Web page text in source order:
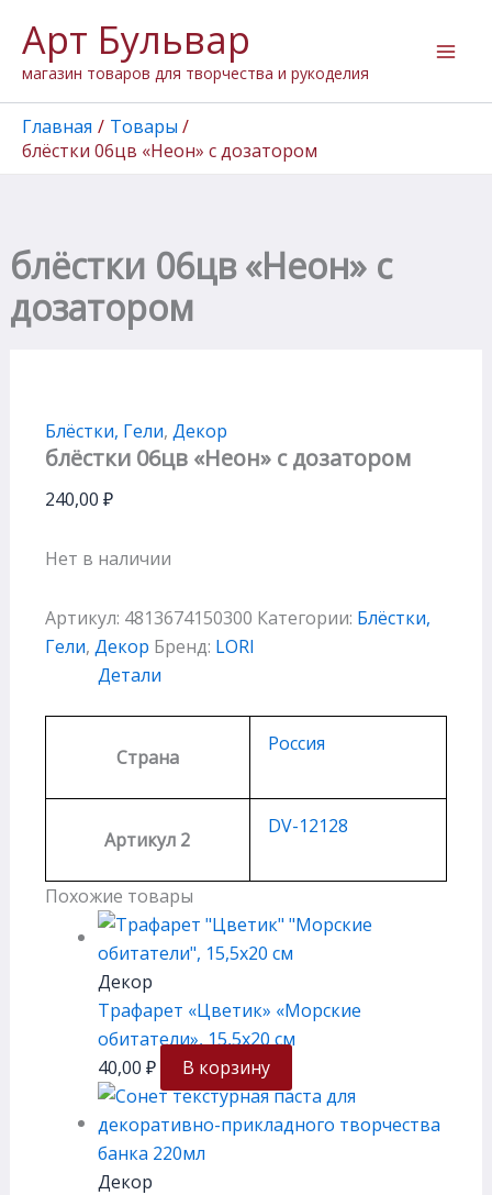
содержимому
Арт Бульвар
магазин товаров для творчества и рукоделия
Главная
Товары
блёстки 06цв «Неон» с дозатором
блёстки 06цв «Неон» с
дозатором
Блёстки, Гели, Декор
блёстки 06цв «Неон» с дозатором
240,00 ₽
Нет в наличии
Артикул: 4813674150300 Категории: Блёстки,
Гели, Декор Бренд: LORI
Детали
Страна
Россия
Артикул 2
DV-12128
Похожие товары
Декор
Трафарет «Цветик» «Морские
обитатели», 15,5х20 см
40,00 ₽ В корзину
Декор